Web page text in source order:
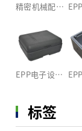
精密机械配件EPP包装
EPP电子设备包装箱
标签